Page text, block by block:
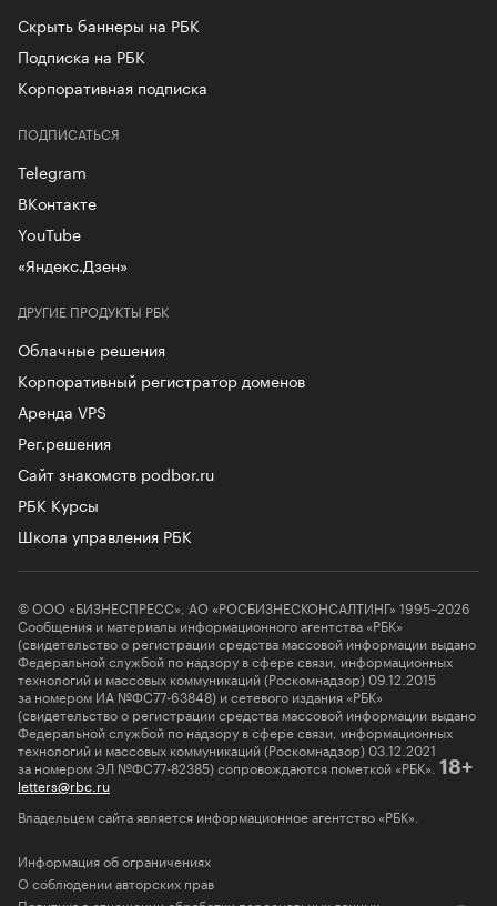
Скрыть баннеры на РБК
Подписка на РБК
Корпоративная подписка
ДРУГИЕ ПРОДУКТЫ РБК
Облачные решения
Корпоративный регистратор доменов
Аренда VPS
Рег.решения
Сайт знакомств podbor.ru
РБК Курсы
Школа управления РБК
ПОДПИСАТЬСЯ
Telegram
ВКонтакте
YouTube
«Яндекс.Дзен»
© ООО «БИЗНЕСПРЕСС», АО «РОСБИЗНЕСКОНСАЛТИНГ» 1995–2026
Сообщения и материалы информационного агентства «РБК»
(свидетельство о регистрации средства массовой информации выдано
Федеральной службой по надзору в сфере связи, информационных
технологий и массовых коммуникаций (Роскомнадзор) 09.12.2015
за номером ИА №ФС77-63848) и сетевого издания «РБК»
(свидетельство о регистрации средства массовой информации выдано
Федеральной службой по надзору в сфере связи, информационных
технологий и массовых коммуникаций (Роскомнадзор) 03.12.2021
за номером ЭЛ №ФС77-82385) сопровождаются пометкой «РБК». 18+
letters@rbc.ru
Владельцем сайта является информационное агентство «РБК».
Информация об ограничениях
О соблюдении авторских прав